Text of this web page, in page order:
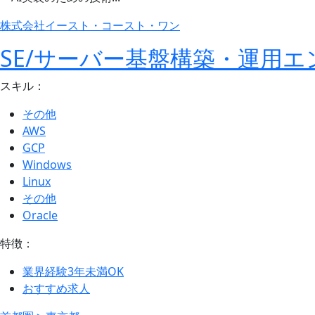
株式会社イースト・コースト・ワン
SE/サーバー基盤構築・運用
スキル：
その他
AWS
GCP
Windows
Linux
その他
Oracle
特徴：
業界経験3年未満OK
おすすめ求人